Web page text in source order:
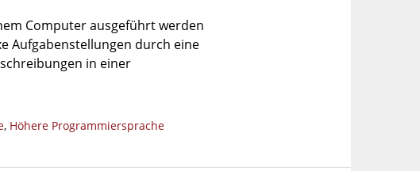
Computer ausgeführt werden
Aufgabenstellungen durch eine
in einer
, Höhere Programmiersprache